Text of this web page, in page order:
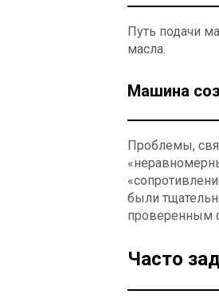
Путь подачи
масла.
Машина
Проблемы,
были
проверенным
Часто